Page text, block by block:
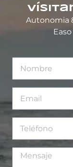
Autonomia
Easo